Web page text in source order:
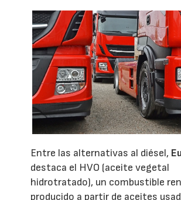
Entre las alternativas al diésel,
destaca el HVO (aceite vegetal
hidrotratado), un combustible
producido a partir de aceites